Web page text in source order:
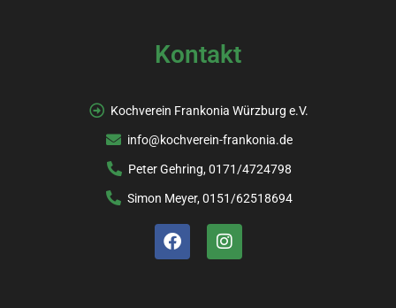
Kontakt
Kochverein Frankonia Würzburg e.V.
info@kochverein-frankonia.de
Peter Gehring, 0171/4724798
Simon Meyer, 0151/62518694